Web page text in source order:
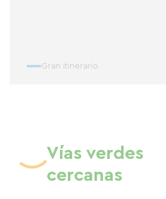
Gran itinerario
Vías verdes
cercanas